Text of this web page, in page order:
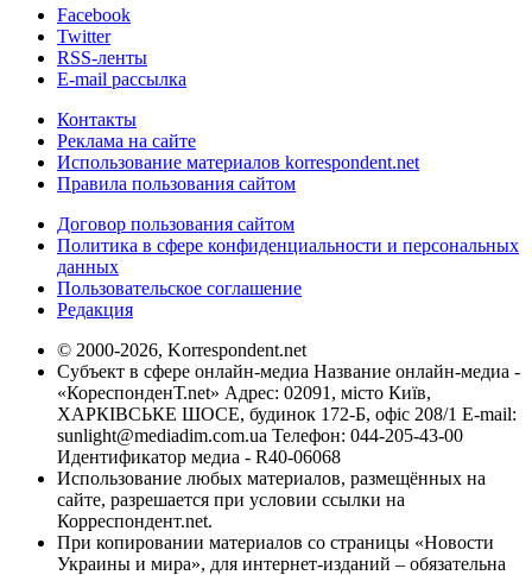
Facebook
Twitter
RSS-ленты
E-mail рассылка
Контакты
Реклама на сайте
Использование материалов korrespondent.net
Правила пользования сайтом
Договор пользования сайтом
Политика в сфере конфиденциальности и персональных
данных
Пользовательское соглашение
Редакция
© 2000-2026, Korrespondent.net
Субъект в сфере онлайн-медиа Название онлайн-медиа -
«КореспонденТ.net» Адрес: 02091, місто Київ,
ХАРКІВСЬКЕ ШОСЕ, будинок 172-Б, офіс 208/1 E-mail:
sunlight@mediadim.com.ua Телефон: 044-205-43-00
Идентификатор медиа - R40-06068
Использование любых материалов, размещённых на
сайте, разрешается при условии ссылки на
Корреспондент.net.
При копировании материалов со страницы «Новости
Украины и мира», для интернет-изданий – обязательна